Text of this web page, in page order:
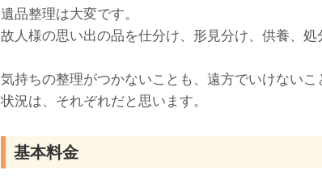
遺品整理は大変です。
故人様の思い出の品を仕分け、形見分け、供養、
気持ちの整理がつかないことも、遠方でいけない
状況は、それぞれだと思います。
基本料金